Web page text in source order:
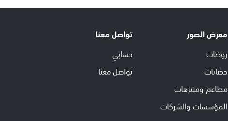
معرض الصور
روضات
حضانات
مطاعم ومنتزهات
المؤسسات والشركات
تواصل معنا
حسابي
تواصل معنا